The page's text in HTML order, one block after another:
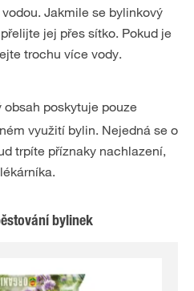
Jakmile se bylinkový
jej přes sítko. Pokud je
trochu více vody.
obsah poskytuje pouze
využití bylin. Nejedná se o
trpíte příznaky nachlazení,
bylinek